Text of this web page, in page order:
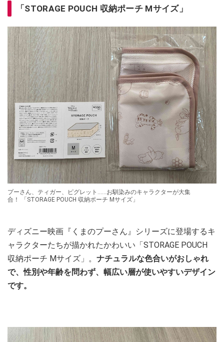
「STORAGE POUCH 収納ポーチ Mサイズ」
プーさん、ティガー、ピグレット……お馴染みのキャラクターが大集
合！ 「STORAGE POUCH 収納ポーチ Mサイズ」
ディズニー映画『くまのプーさん』シリーズに登場するキ
ャラクターたちが描かれたかわいい「STORAGE POUCH
収納ポーチ Mサイズ」。 ナチュラルな色合いがおしゃれ
で、性別や年齢を問わず、幅広い層が使いやすいデザイン
です。